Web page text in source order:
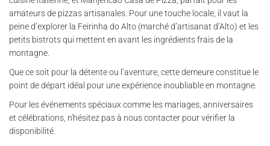
amateurs de pizzas artisanales. Pour une touche locale, il vaut la
peine d’explorer la Feirinha do Alto (marché d’artisanat d’Alto) et les
petits bistrots qui mettent en avant les ingrédients frais de la
montagne.
Que ce soit pour la détente ou l’aventure, cette demeure constitue le
point de départ idéal pour une expérience inoubliable en montagne.
Pour les événements spéciaux comme les mariages, anniversaires
et célébrations, n'hésitez pas à nous contacter pour vérifier la
disponibilité.